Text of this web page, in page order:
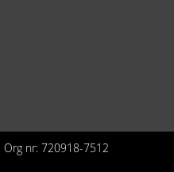
Org nr: 720918-7512